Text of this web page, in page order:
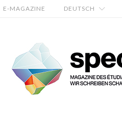
E-MAGAZINE DEUTSCH